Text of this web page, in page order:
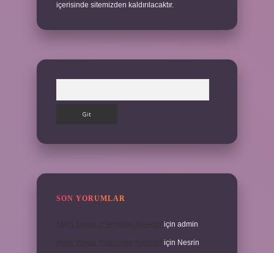
içerisinde sitemizden kaldırılacaktır.
SON YORUMLAR
için admin
Alerji Yapan Yiyecekler Nelerdir için Nesrin